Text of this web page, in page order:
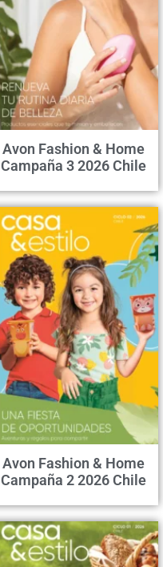
Avon Fashion & Home
Campaña 3 2026 Chile
Avon Fashion & Home
Campaña 2 2026 Chile